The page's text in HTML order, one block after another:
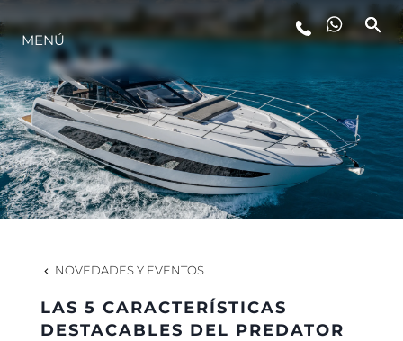
ESTILO DE VIDA
INNOVACIÓN
¿QUIÉNES SOMOS?
EL EQUIPO
HISTORIA
MENÚ
NOVEDADES Y EVENTOS
LAS 5 CARACTERÍSTICAS
DESTACABLES DEL PREDATOR